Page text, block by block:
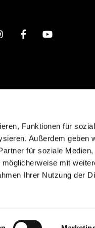
Funktionen für
Außerdem geben
für soziale Medien,
mit
Ihrer Nutzung der
ChurchDesk-